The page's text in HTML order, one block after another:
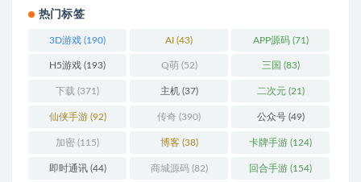
热门标签
3D游戏 (190) AI (43) APP源码(71)
H5游戏 (193) Q萌 (52) 三国 (83)
下载 (371) 主机(37) 二次元(21)
仙侠手游(92) 传奇 (390) 公众号(49)
加密 (115) 博客(38) 卡牌手游 (124)
即时通讯(44) 商城源码(82) 回合手游 (154)